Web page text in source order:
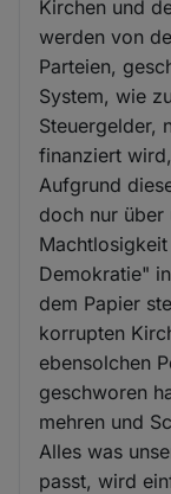
Kirchen und
werden von
Parteien,
System, wie
Steuergelder,
finanziert
Aufgrund
doch nur über
Demokratie"
dem Papier
korrupten
ebensolchen
geschworen
mehren und
Alles was
passt, wird
und
Cookies